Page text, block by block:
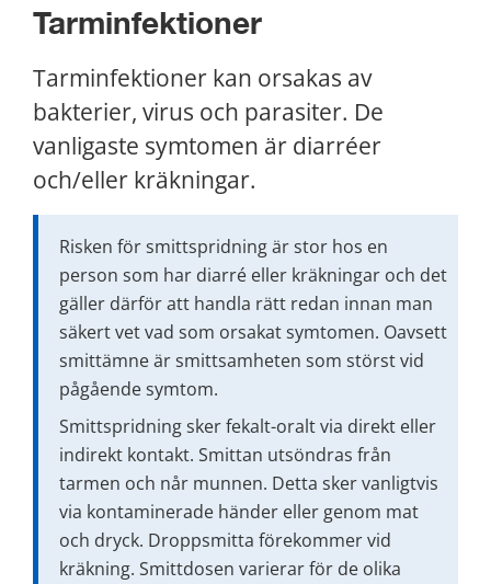
Tarminfektioner
Tarminfektioner kan orsakas av
bakterier, virus och parasiter. De
vanligaste symtomen är diarréer
och/eller kräkningar.
Risken för smittspridning är stor hos en
person som har diarré eller kräkningar och det
gäller därför att handla rätt redan innan man
säkert vet vad som orsakat symtomen. Oavsett
smittämne är smittsamheten som störst vid
pågående symtom.
Smittspridning sker fekalt-oralt via direkt eller
indirekt kontakt. Smittan utsöndras från
tarmen och når munnen. Detta sker vanligtvis
via kontaminerade händer eller genom mat
och dryck. Droppsmitta förekommer vid
kräkning. Smittdosen varierar för de olika